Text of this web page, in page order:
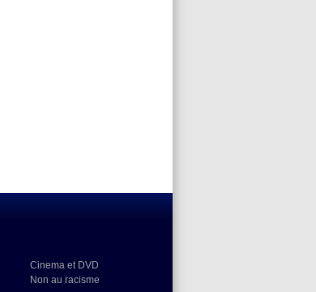
Cinema et DVD
Non au racisme